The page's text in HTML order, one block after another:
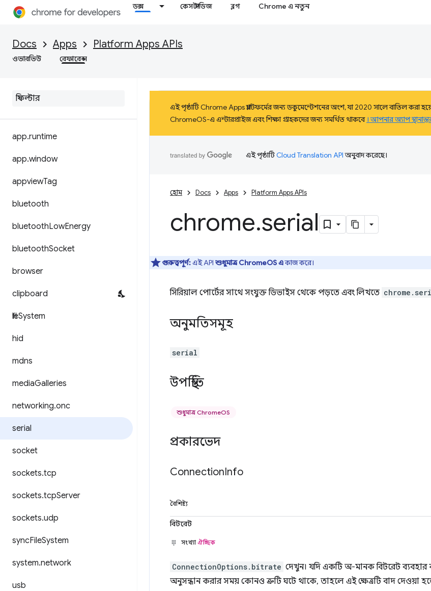
ডক্স কেস স্টাডিজ ব্লগ Chrome এ নতুন
Docs Apps Platform Apps APIs
ওভারভিউ রেফারেন্স
app.runtime
app.window
appviewTag
bluetooth
bluetoothLowEnergy
bluetoothSocket
browser
clipboard
fileSystem
hid
mdns
mediaGalleries
networking.onc
serial
socket
sockets.tcp
sockets.tcpServer
sockets.udp
syncFileSystem
system.network
usb
এই পৃষ্ঠাটি Chrome Apps প্ল্যাটফর্মের জন্য ডকুমেন্টেশনের অংশ, যা 2020 সালে বাতিল করা
ChromeOS-এ এন্টারপ্রাইজ এবং শিক্ষা গ্রাহকদের জন্য সমর্থিত থাকবে । আপনার অ্যাপ
এই পৃষ্ঠাটিCloud Translation APIঅনুবাদ করেছে।
হোম Docs Apps Platform Apps APIs
chrome.serial
গুরুত্বপূর্ণ:এই API শুধুমাত্র ChromeOS একাজ করে।
সিরিয়াল পোর্টের সাথে সংযুক্ত ডিভাইস থেকে পড়তে এবং লিখতে
অনুমতিসমূহ
serial
উপস্থিতি
শুধুমাত্র ChromeOS
প্রকারভেদ
ConnectionInfo
বৈশিষ্ট্য
বিটরেট
সংখ্যাঐচ্ছিক
ConnectionOptions.bitrate দেখুন। যদি একটি অ-মানক বিটরেট ব্যবহার
অনুসন্ধান করার সময় কোনও ত্রুটি ঘটে থাকে, তাহলে এই ক্ষেত্রটি বাদ দেওয়া